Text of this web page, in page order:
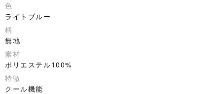
色
ライトブルー
柄
無地
素材
ポリエステル100%
特徴
クール機能